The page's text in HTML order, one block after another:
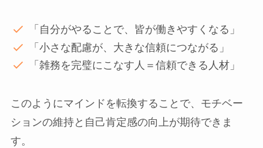
「自分がやることで、皆が働きやすくなる」
「小さな配慮が、大きな信頼につながる」
「雑務を完璧にこなす人＝信頼できる人材」
このようにマインドを転換することで、モチベー
ションの維持と自己肯定感の向上が期待できま
す。